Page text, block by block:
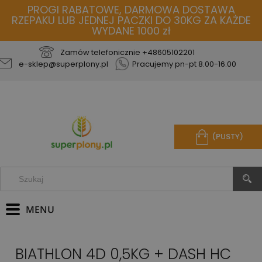
PROGI RABATOWE, DARMOWA DOSTAWA
RZEPAKU LUB JEDNEJ PACZKI DO 30KG ZA KAŻDE
WYDANE 1000 zł
Zamów telefonicznie +48605102201
e-sklep@superplony.pl
Pracujemy pn-pt 8.00-16.00
(PUSTY)
BIATHLON 4D 0,5KG + DASH HC